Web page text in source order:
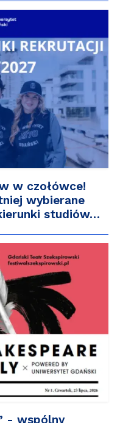
w czołówce!
wybierane
studiów…
- wspólny